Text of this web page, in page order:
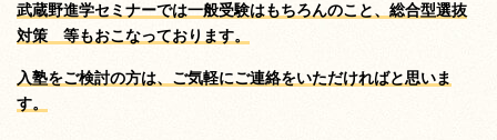
武蔵野進学セミナーでは一般受験はもちろんのこと、総合型選抜
対策 等もおこなっております。
入塾をご検討の方は、ご気軽にご連絡をいただければと思いま
す。